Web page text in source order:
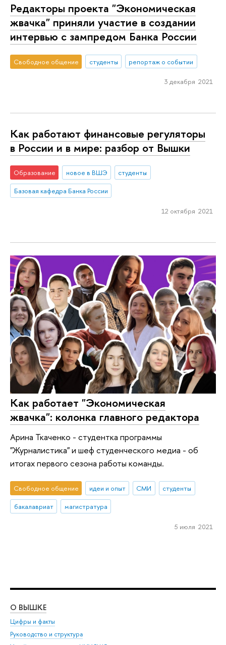
Редакторы проекта "Экономическая
жвачка" приняли участие в создании
интервью с зампредом Банка России
Свободное общение студенты репортаж о событии
3 декабря 2021
Как работают финансовые регуляторы
в России и в мире: разбор от Вышки
Образование новое в ВШЭ
студенты
Базовая кафедра Банка России
12 октября 2021
Как работает "Экономическая
жвачка": колонка главного редактора
Арина Ткаченко - студентка программы
"Журналистика" и шеф студенческого медиа - об
итогах первого сезона работы команды.
Свободное общение идеи и опыт СМИ
студенты
бакалавриат
магистратура
5 июля 2021
О ВЫШКЕ
Цифры и факты
Руководство и структура